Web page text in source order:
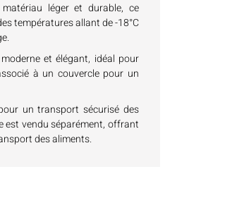
léger et durable, ce
températures allant de -18°C
et élégant, idéal pour
à un couvercle pour un
un transport sécurisé des
est vendu séparément, offrant
des aliments.